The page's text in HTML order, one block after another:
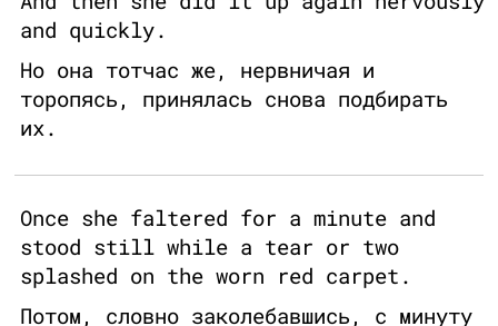
and quickly.
Но она тотчас же, нервничая и
торопясь, принялась снова подбирать
их.
Once she faltered for a minute and
stood still while a tear or two
splashed on the worn red carpet.
Потом, словно заколебавшись, с минуту